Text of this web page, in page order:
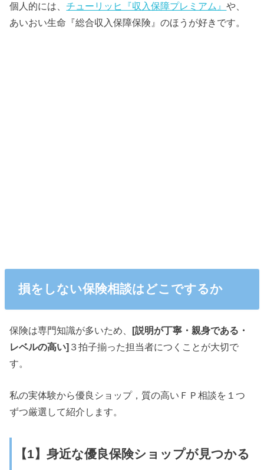
個人的には、チューリッヒ『収入保障プレミアム』や、
あいおい生命『総合収入保障保険』のほうが好きです。
損をしない保険相談はどこでするか
保険は専門知識が多いため、 [説明が丁寧・親身である・
レベルの高い] ３拍子揃った担当者につくことが大切で
す。
私の実体験から優良ショップ，質の高いＦＰ相談を１つ
ずつ厳選して紹介します。
【1】身近な優良保険ショップが見つかる